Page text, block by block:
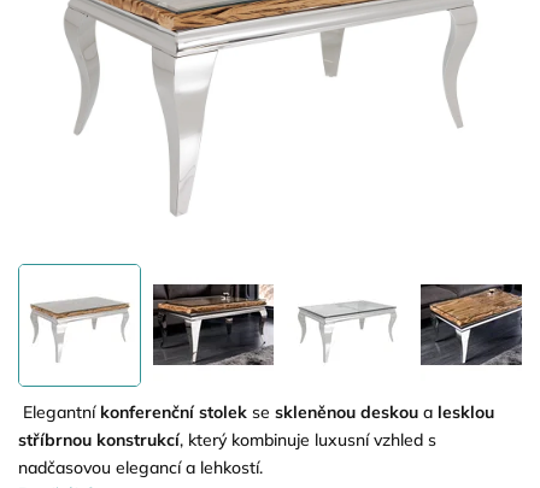
Elegantní konferenční stolek se skleněnou deskou a lesklou
stříbrnou konstrukcí, který kombinuje luxusní vzhled s
nadčasovou elegancí a lehkostí.